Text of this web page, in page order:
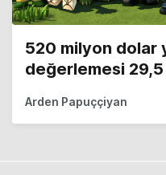
520 milyon dolar
değerlemesi
Arden Papuççiyan